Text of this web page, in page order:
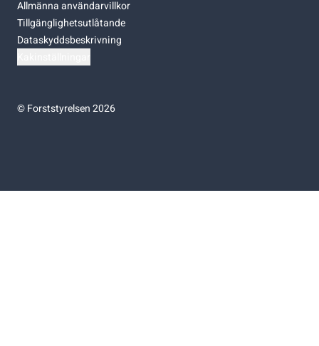
Allmänna användarvillkor
Tillgänglighetsutlåtande
Dataskyddsbeskrivning
©Forststyrelsen 2026